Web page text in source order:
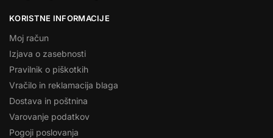
KORISTNE INFORMACIJE
Moj račun
Izjava o zasebnosti
Pravilnik o piškotkih
Vračilo in reklamacija blaga
Dostava in poštnina
Varovanje podatkov
Pogoji poslovanja